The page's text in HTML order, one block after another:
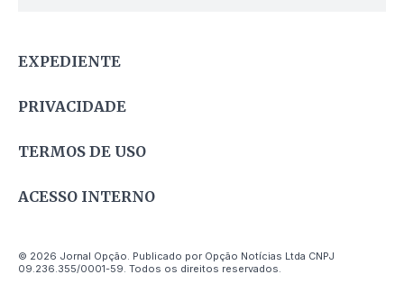
EXPEDIENTE
PRIVACIDADE
TERMOS DE USO
ACESSO INTERNO
© 2026 Jornal Opção. Publicado por Opção Notícias Ltda CNPJ
09.236.355/0001-59. Todos os direitos reservados.